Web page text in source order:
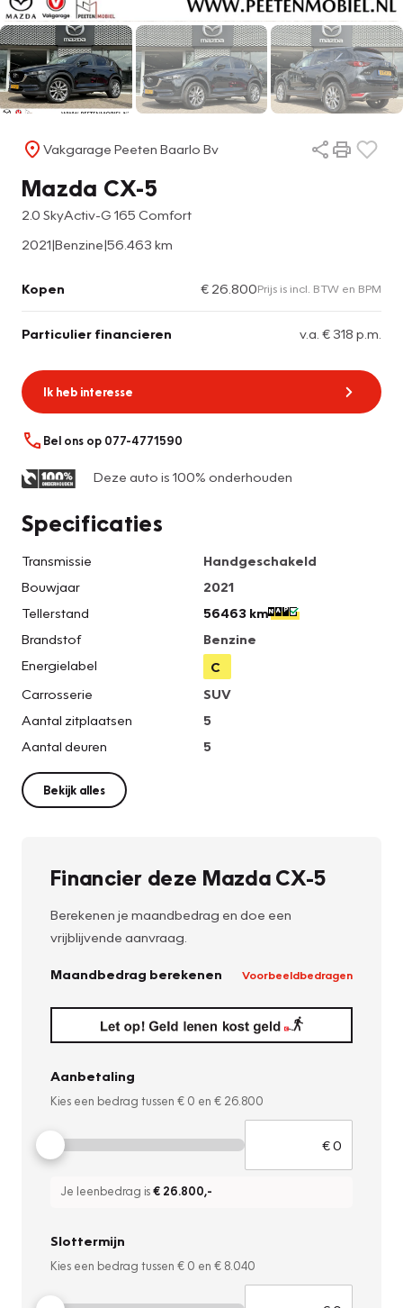
Vakgarage Peeten Baarlo Bv
Mazda CX-5
2.0 SkyActiv-G 165 Comfort
2021|Benzine|56.463 km
Kopen € 26.800Prijs is incl. BTW en BPM
Particulier financieren v.a. € 318 p.m.
Ik heb interesse
Bel ons op 077-4771590
Deze auto is 100% onderhouden
Specificaties
Transmissie
Handgeschakeld
Bouwjaar
2021
Tellerstand
56463 km
Brandstof
Benzine
Energielabel
C
Carrosserie
SUV
Aantal zitplaatsen
5
Aantal deuren
5
Bekijk alles
Financier deze Mazda CX-5
Berekenen je maandbedrag en doe een
vrijblijvende aanvraag.
Maandbedrag berekenen Voorbeeldbedragen
Aanbetaling
Kies een bedrag tussen € 0 en € 26.800
Je leenbedrag is€ 26.800,-
Slottermijn
Kies een bedrag tussen € 0 en € 8.040